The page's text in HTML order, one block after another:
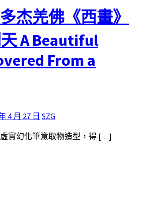
杰羌佛《西畫》
A Beautiful
From a
4 月 27 日 SZG
實幻化筆意取物造型，得 […]